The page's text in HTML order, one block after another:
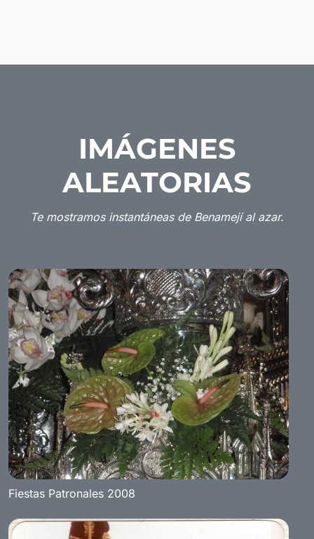
IMÁGENES
ALEATORIAS
Te mostramos instantáneas de Benamejí al azar.
Fiestas Patronales 2008